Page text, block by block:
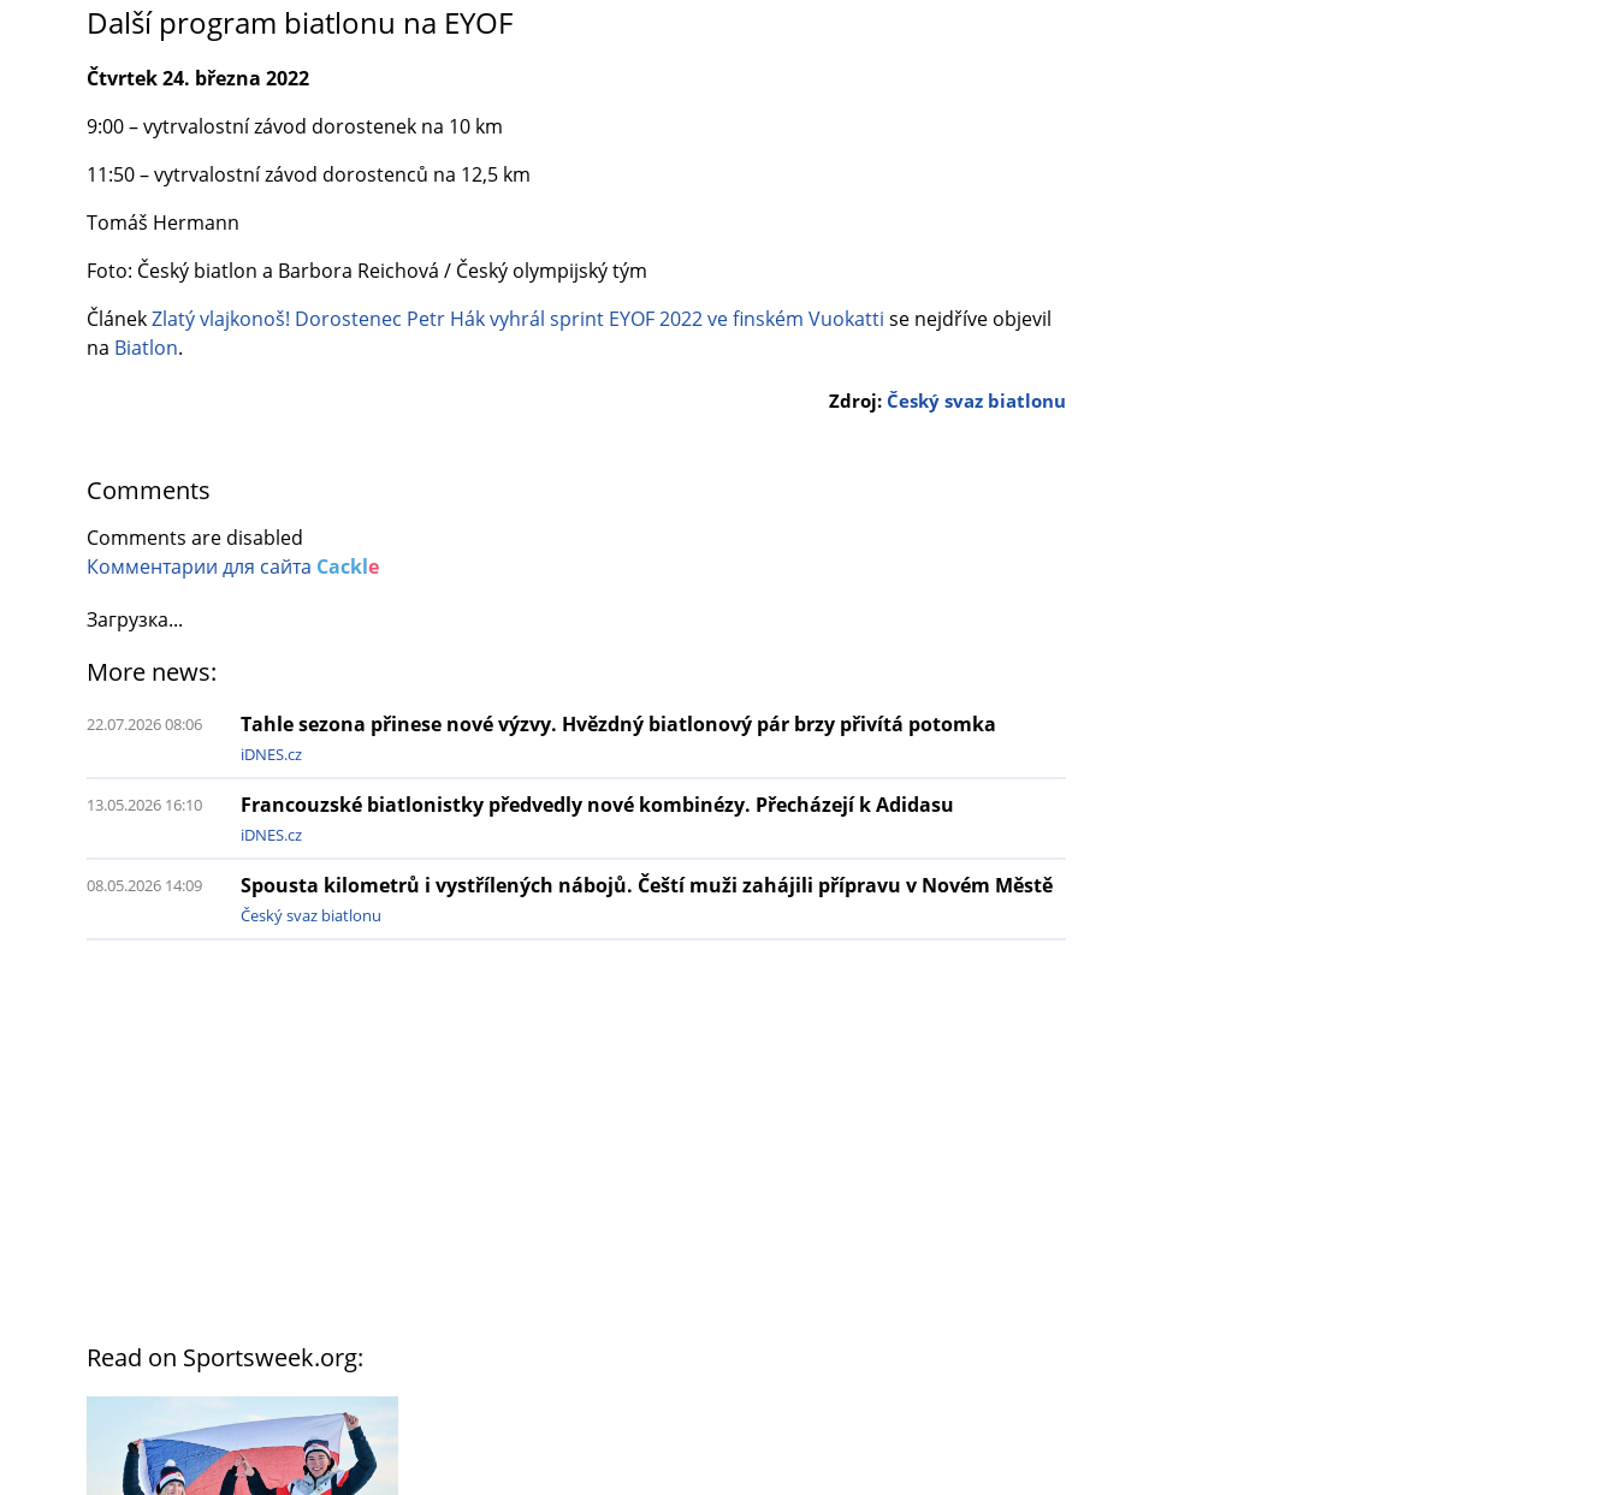
Další program biatlonu na EYOF
Čtvrtek 24. března 2022
9:00 – vytrvalostní závod dorostenek na 10 km
11:50 – vytrvalostní závod dorostenců na 12,5 km
Tomáš Hermann
Foto: Český biatlon a Barbora Reichová / Český olympijský tým
ČlánekZlatý vlajkonoš! Dorostenec Petr Hák vyhrál sprint EYOF 2022 ve finském Vuokatti se nejdříve objevil
na Biatlon.
Zdroj: Český svaz biatlonu
Comments
Comments are disabled
Комментарии для сайта Cackle
Загрузка...
More news:
Tahle sezona přinese nové výzvy. Hvězdný biatlonový pár brzy přivítá potomka
22.07.2026 08:06
iDNES.cz
Francouzské biatlonistky předvedly nové kombinézy. Přecházejí k Adidasu
13.05.2026 16:10
iDNES.cz
Spousta kilometrů i vystřílených nábojů. Čeští muži zahájili přípravu v Novém Městě
08.05.2026 14:09
Český svaz biatlonu
Read on Sportsweek.org: